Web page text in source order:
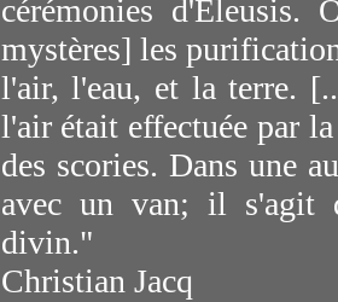
cérémonies d'Eleusis.
mystères] les
l'air, l'eau, et la terre.
l'air était effectuée par
des scories. Dans une
avec un van; il s'agit
divin."
Christian Jacq